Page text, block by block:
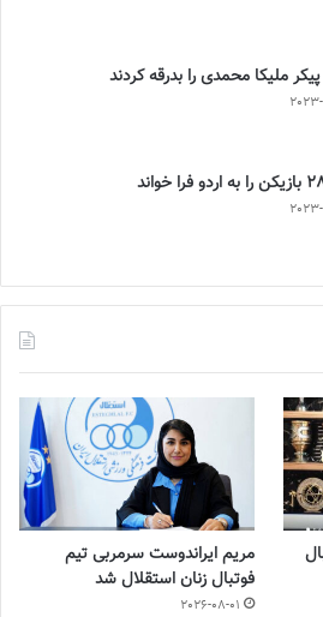
ملیکا محمدی را بدرقه کردند
مریم ایراندوست سرمربی تیم
فوتبال زنان استقلال شد
2026-08-01